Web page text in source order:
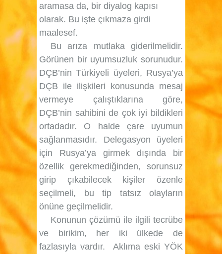
aramasa da, bir diyalog kapısı
olarak. Bu işte çıkmaza girdi
maalesef.
Bu arıza mutlaka giderilmelidir.
Görünen bir uyumsuzluk sorunudur.
DÇB’nin Türkiyeli üyeleri, Rusya’ya
DÇB ile ilişkileri konusunda mesaj
vermeye çalıştıklarına göre,
DÇB’nin sahibini de çok iyi bildikleri
ortadadır. O halde çare uyumun
sağlanmasıdır. Delegasyon üyeleri
için Rusya’ya girmek dışında bir
özellik gerekmediğinden, sorunsuz
girip çıkabilecek kişiler özenle
seçilmeli, bu tip tatsız olayların
önüne geçilmelidir.
Konunun çözümü ile ilgili tecrübe
ve birikim, her iki ülkede de
fazlasıyla vardır.
Aklıma eski YÖK